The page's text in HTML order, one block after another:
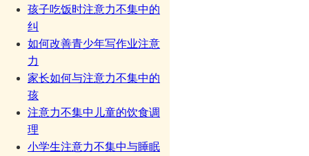
孩子吃饭时注意力不集中的
纠
如何改善青少年写作业注意
力
家长如何与注意力不集中的
孩
注意力不集中儿童的饮食调
理
小学生注意力不集中与睡眠